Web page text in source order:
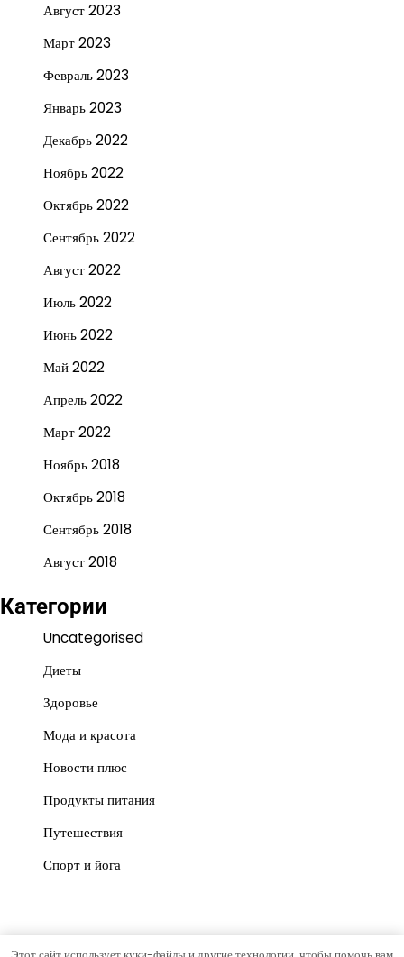
Август 2023
Март 2023
Февраль 2023
Январь 2023
Декабрь 2022
Ноябрь 2022
Октябрь 2022
Сентябрь 2022
Август 2022
Июль 2022
Июнь 2022
Май 2022
Апрель 2022
Март 2022
Ноябрь 2018
Октябрь 2018
Сентябрь 2018
Август 2018
Категории
Uncategorised
Диеты
Здоровье
Мода и красота
Новости плюс
Продукты питания
Путешествия
Спорт и йога